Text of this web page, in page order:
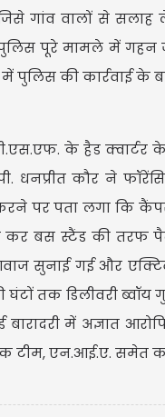
गांव वालों से सलाह
पूरे मामले में
पुलिस की कार्रवाई के
के हैड क्वार्टर के
धनप्रीत कौर ने
पर पता लगा कि
कर बस स्टैंड की तरफ
सुनाई गई और
तक डिलीवरी ब्वॉय
में अज्ञात
टीम, एन.आई.ए.